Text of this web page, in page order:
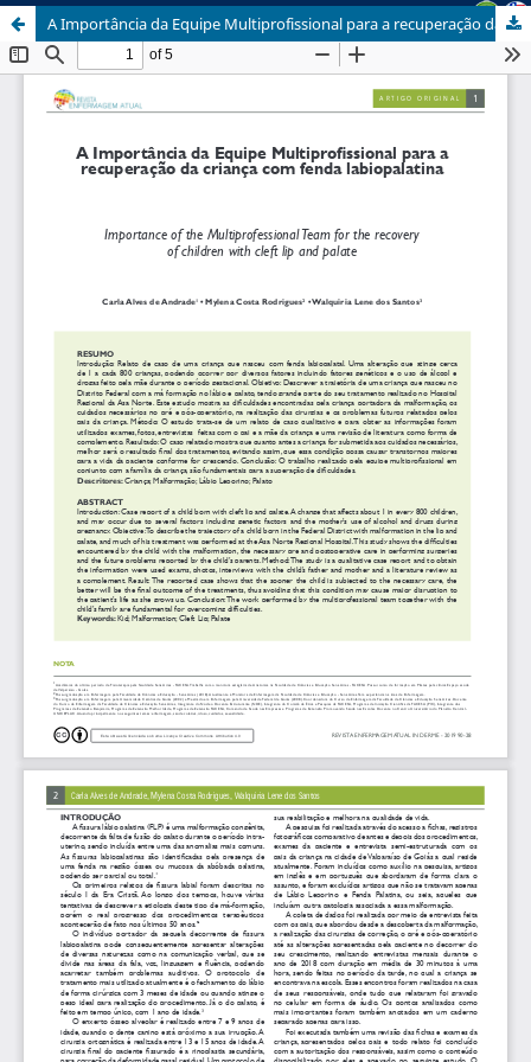
A Importância da Equipe Multiprofissional para a recuperação da criança com fenda labiopalatina